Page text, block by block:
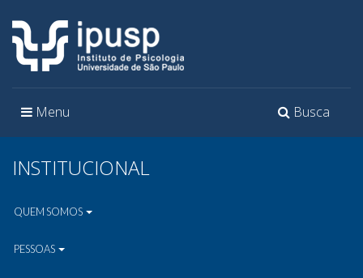
Toggle
Busca
Toggle
Menu
INSTITUCIONAL
QUEM SOMOS
PESSOAS